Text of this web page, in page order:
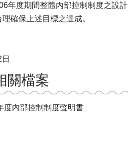
年度期間整體內部控制制度之設計
確保上述目標之達成。
關檔案
度內部控制制度聲明書